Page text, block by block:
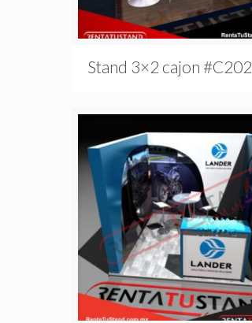
Stand 3×2 cajon #C202